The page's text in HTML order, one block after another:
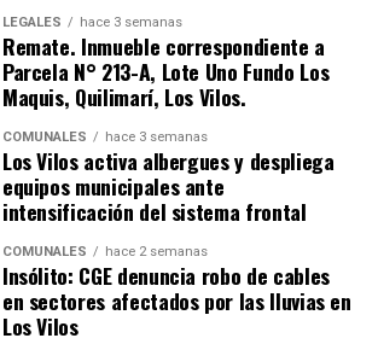
LEGALES hace 3 semanas
Remate. Inmueble correspondiente a
Parcela N° 213-A, Lote Uno Fundo Los
Maquis, Quilimarí, Los Vilos.
COMUNALES hace 3 semanas
Los Vilos activa albergues y despliega
equipos municipales ante
intensificación del sistema frontal
COMUNALES hace 2 semanas
Insólito: CGE denuncia robo de cables
en sectores afectados por las lluvias en
Los Vilos